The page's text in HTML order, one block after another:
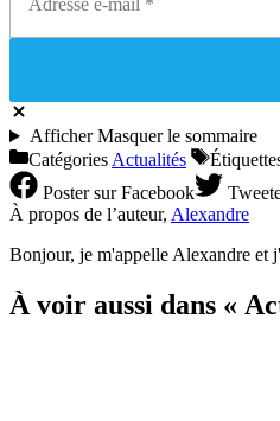
AfficherMasquerle sommaire
Catégories Actualités
Postersur Facebook
À propos de l’auteur, Alexandre
Bonjour, je m'appelle Alexandre et
À voir aussi dans «